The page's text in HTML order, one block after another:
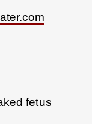
fetus